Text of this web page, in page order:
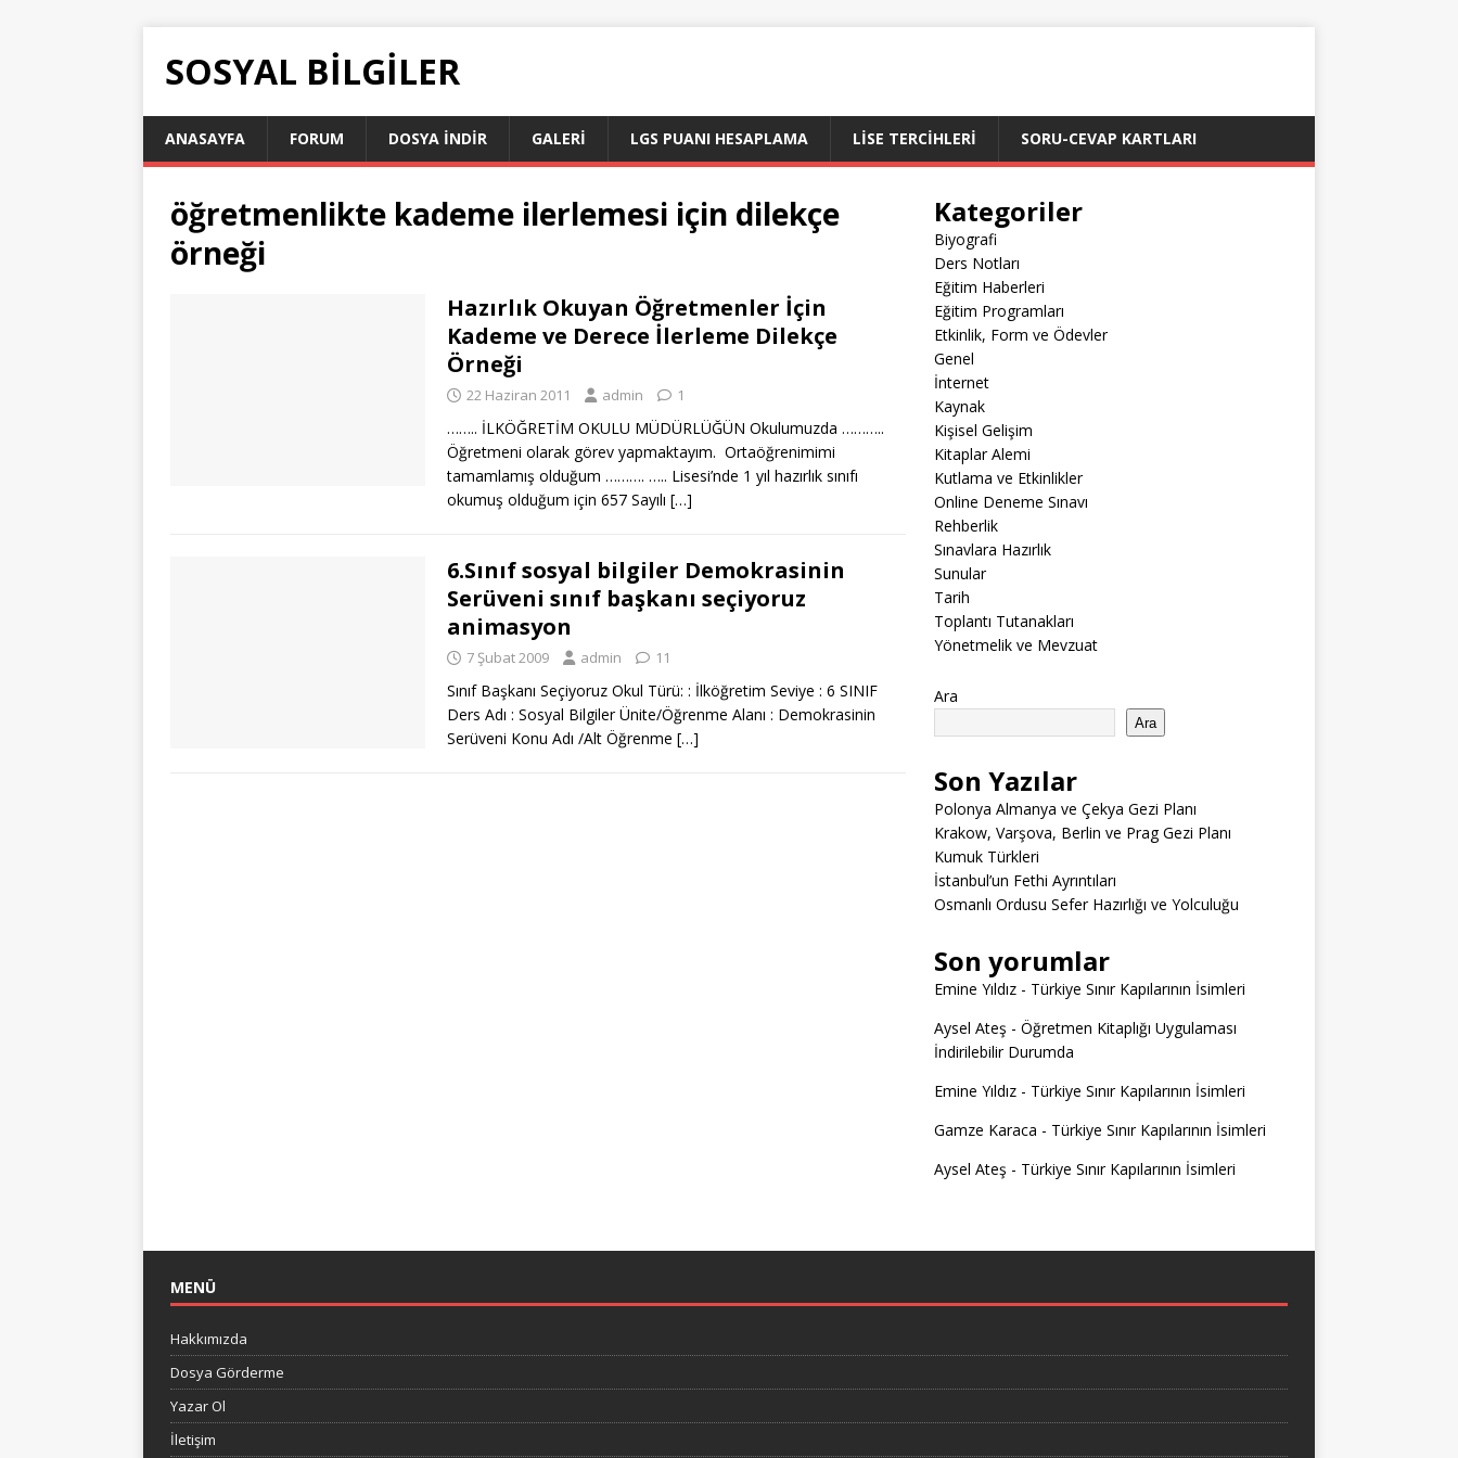
SOSYAL BILGILER
ANASAYFA FORUM DOSYA İNDIR GALERI LGS PUANI HESAPLAMA LİSE TERCİHLERİ SORU-CEVAP KARTLARI
öğretmenlikte kademe ilerlemesi için dilekçe
örneği
Hazırlık Okuyan Öğretmenler İçin
Kademe ve Derece İlerleme Dilekçe
Örneği
22 Haziran 2011 admin 1
…….. İLKÖĞRETİM OKULU MÜDÜRLÜĞÜN Okulumuzda ………..
Öğretmeni olarak görev yapmaktayım. Ortaöğrenimimi
tamamlamış olduğum ………. ….. Lisesi’nde 1 yıl hazırlık sınıfı
okumuş olduğum için 657 Sayılı […]
6.Sınıf sosyal bilgiler Demokrasinin
Serüveni sınıf başkanı seçiyoruz
animasyon
7 Şubat 2009 admin 11
Sınıf Başkanı Seçiyoruz Okul Türü: : İlköğretim Seviye : 6 SINIF
Ders Adı : Sosyal Bilgiler Ünite/Öğrenme Alanı : Demokrasinin
Serüveni Konu Adı /Alt Öğrenme […]
Kategoriler
Biyografi
Ders Notları
Eğitim Haberleri
Eğitim Programları
Etkinlik, Form ve Ödevler
Genel
İnternet
Kaynak
Kişisel Gelişim
Kitaplar Alemi
Kutlama ve Etkinlikler
Online Deneme Sınavı
Rehberlik
Sınavlara Hazırlık
Sunular
Tarih
Toplantı Tutanakları
Yönetmelik ve Mevzuat
Ara
Ara
Son Yazılar
Polonya Almanya ve Çekya Gezi Planı
Krakow, Varşova, Berlin ve Prag Gezi Planı
Kumuk Türkleri
İstanbul’un Fethi Ayrıntıları
Osmanlı Ordusu Sefer Hazırlığı ve Yolculuğu
Son yorumlar
Emine Yıldız- Türkiye Sınır Kapılarının İsimleri
Aysel Ateş - Öğretmen Kitaplığı Uygulaması
İndirilebilir Durumda
Emine Yıldız- Türkiye Sınır Kapılarının İsimleri
Gamze Karaca - Türkiye Sınır Kapılarının İsimleri
Aysel Ateş - Türkiye Sınır Kapılarının İsimleri
MENÜ
Hakkımızda
Dosya Görderme
Yazar Ol
İletişim